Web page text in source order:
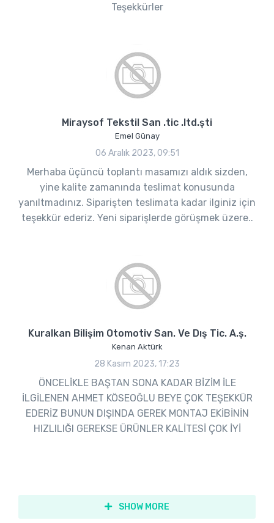
Teşekkürler
Miraysof Tekstil San .tic .ltd.şti
Emel Günay
06 Aralık 2023, 09:51
Merhaba üçüncü toplantı masamızı aldık sizden,
yine kalite zamanında teslimat konusunda
yanıltmadınız. Siparişten teslimata kadar ilginiz için
teşekkür ederiz. Yeni siparişlerde görüşmek üzere..
Kuralkan Bilişim Otomotiv San. Ve Dış Tic. A.ş.
Kenan Aktürk
28 Kasım 2023, 17:23
ÖNCELİKLE BAŞTAN SONA KADAR BİZİM İLE
İLGİLENEN AHMET KÖSEOĞLU BEYE ÇOK TEŞEKKÜR
EDERİZ BUNUN DIŞINDA GEREK MONTAJ EKİBİNİN
HIZLILIĞI GEREKSE ÜRÜNLER KALİTESİ ÇOK İYİ
SHOW MORE